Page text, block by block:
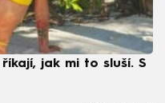
jak mi to sluší. S